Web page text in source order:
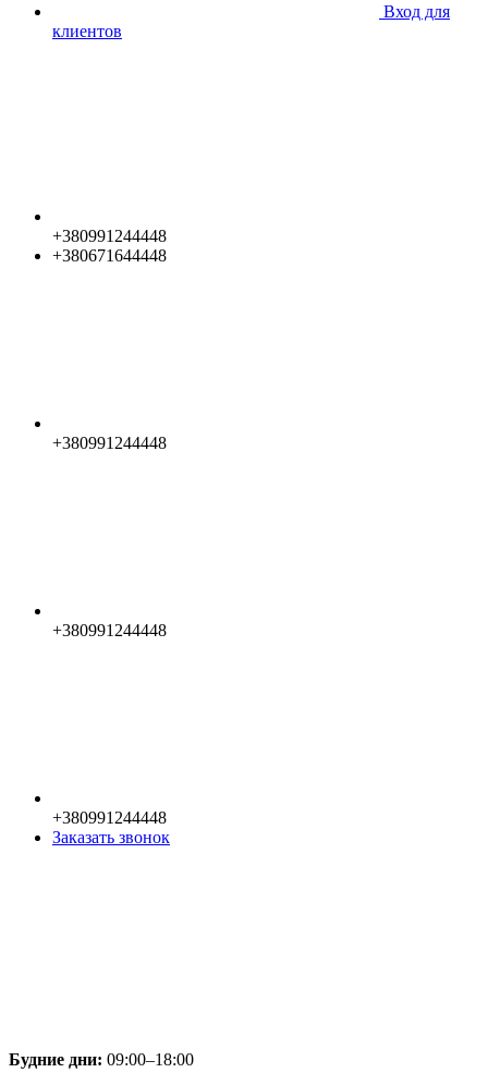
Вход для
клиентов
+380991244448
+380671644448
+380991244448
+380991244448
+380991244448
Заказать звонок
Будние дни: 09:00–18:00